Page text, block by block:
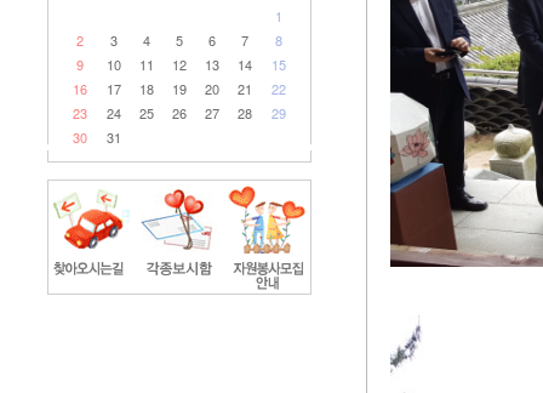
1
2
3 4 5 6 7
8
9
10 11 12 13 14
15
16
17 18 19 20 21
22
23
24 25 26 27 28
29
30
31